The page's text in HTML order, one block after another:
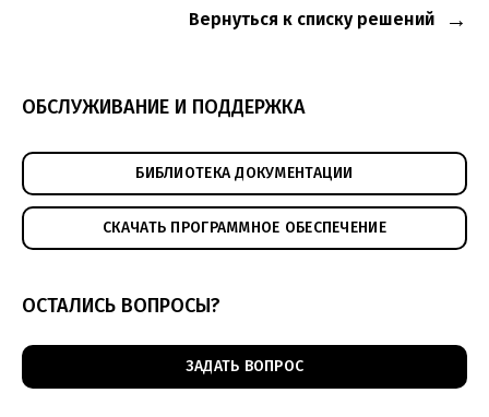
Вернуться к списку решений
ОБСЛУЖИВАНИЕ И ПОДДЕРЖКА
БИБЛИОТЕКА ДОКУМЕНТАЦИИ
СКАЧАТЬ ПРОГРАММНОЕ ОБЕСПЕЧЕНИЕ
ОСТАЛИСЬ ВОПРОСЫ?
ЗАДАТЬ ВОПРОС